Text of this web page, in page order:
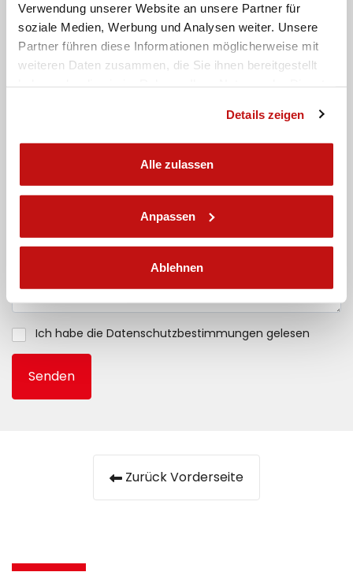
Verwendung unserer Website an unsere Partner für
soziale Medien, Werbung und Analysen weiter. Unsere
Partner führen diese Informationen möglicherweise mit
weiteren Daten zusammen, die Sie ihnen bereitgestellt
Details zeigen
Alle zulassen
Anpassen
Ablehnen
Name
Nachname
Nachricht
Ich habe die Datenschutzbestimmungen gelesen
Senden
Zurück Vorderseite